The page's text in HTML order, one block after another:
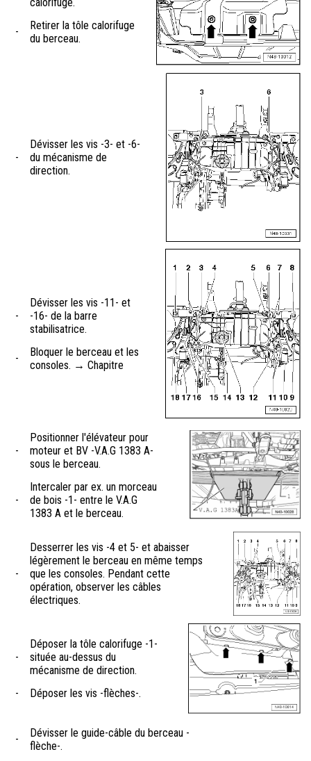
-
Retirer la tôle calorifuge
du berceau.
-
Dévisser les vis -3- et -6-
du mécanisme de
direction.
-
Dévisser les vis -11- et
-16- de la barre
stabilisatrice.
-
Bloquer le berceau et les
consoles. → Chapitre
-
Positionner l'élévateur pour
moteur et BV -V.A.G 1383 A-
sous le berceau.
-
Intercaler par ex. un morceau
de bois -1- entre le V.A.G
1383 A et le berceau.
-
Desserrer les vis -4 et 5- et abaisser
légèrement le berceau en même temps
que les consoles. Pendant cette
opération, observer les câbles
électriques.
-
Déposer la tôle calorifuge -1-
située au-dessus du
mécanisme de direction.
-
Déposer les vis -flèches-.
-
Dévisser le guide-câble du berceau -
flèche-.